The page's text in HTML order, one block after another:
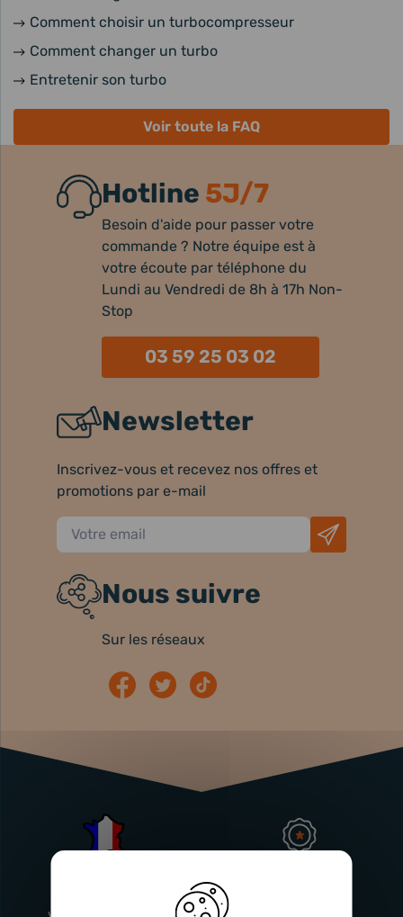
Comment choisir un turbocompresseur
Comment changer un turbo
Entretenir son turbo
Voir toute la FAQ
Hotline 5J/7
Besoin d'aide pour passer votre
commande ? Notre équipe est à
votre écoute par téléphone du
Lundi au Vendredi de 8h à 17h Non-
Stop
03 59 25 03 02
Newsletter
Inscrivez-vous et recevez nos offres et
promotions par e-mail
Nous suivre
Sur les réseaux